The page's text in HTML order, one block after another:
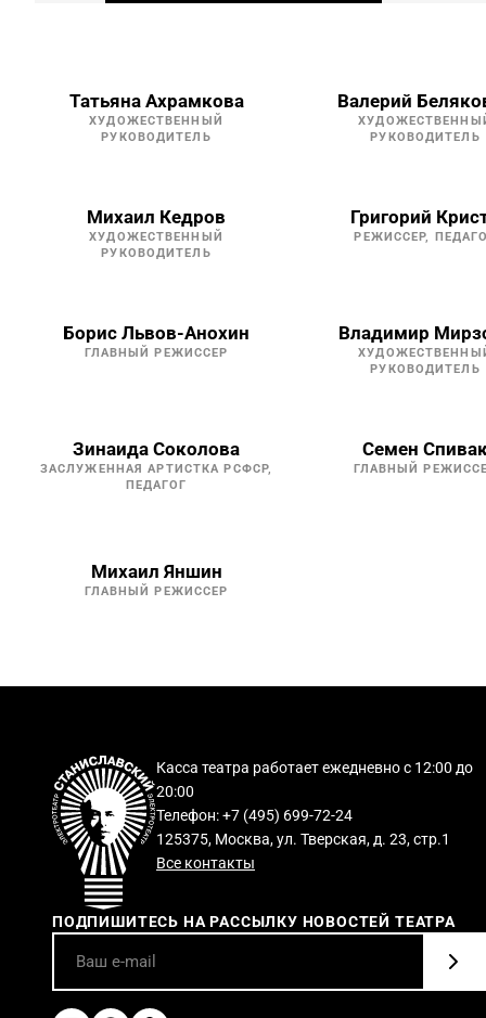
Татьяна Ахрамкова
ХУДОЖЕСТВЕННЫЙ
РУКОВОДИТЕЛЬ
Валерий
РУКОВОДИТЕЛЬ
Михаил Кедров
ХУДОЖЕСТВЕННЫЙ
РУКОВОДИТЕЛЬ
Григорий
РЕЖИССЕР,
Борис Львов-Анохин
ГЛАВНЫЙ РЕЖИССЕР
Владимир
РУКОВОДИТЕЛЬ
Зинаида Соколова
ЗАСЛУЖЕННАЯ АРТИСТКА РСФСР,
ПЕДАГОГ
Семен
ГЛАВНЫЙ
Михаил Яншин
ГЛАВНЫЙ РЕЖИССЕР
Касса театра работает ежедневно с 12:00 до
20:00
Телефон: +7 (495) 699-72-24
125375, Москва, ул. Тверская, д. 23, стр.1
Все контакты
ПОДПИШИТЕСЬ НА РАССЫЛКУ НОВОСТЕЙ ТЕАТРА